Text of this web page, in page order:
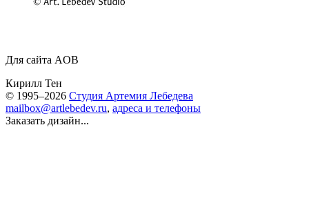
Для сайта AOB
Кирилл Тен
© 1995–2026 Студия Артемия Лебедева
mailbox@artlebedev.ru, адреса и телефоны
Заказать дизайн...